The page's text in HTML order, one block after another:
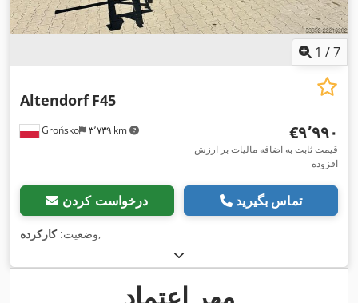
1 /7
Grońsko ۳٬۷۳۹ km
Altendorf F45
‎€۹٬۹۹۰
قیمت ثابت به اضافه مالیات بر ارزش
افزوده
درخواست کردن تماس بگیرید
وضعیت:کارکرده ,